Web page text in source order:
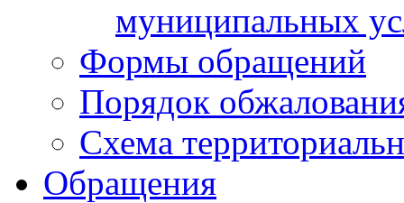
муниципальных
Формы обращений
Порядок
Схема
Обращения